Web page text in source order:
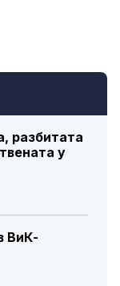
разбитата
у
ВиК-